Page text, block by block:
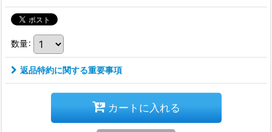
数量:
返品特約に関する重要事項
カートに入れる